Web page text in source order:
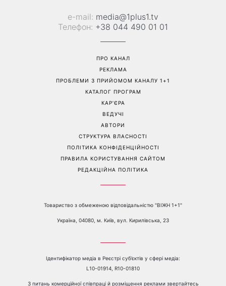
е-mail: media@1plus1.tv
Телефон: +38 044 490 01 01
ПРО КАНАЛ
РЕКЛАМА
ПРОБЛЕМИ З ПРИЙОМОМ КАНАЛУ 1+1
КАТАЛОГ ПРОГРАМ
КАР’ЄРА
ВЕДУЧІ
АВТОРИ
СТРУКТУРА ВЛАСНОСТІ
ПОЛІТИКА КОНФІДЕНЦІЙНОСТІ
ПРАВИЛА КОРИСТУВАННЯ САЙТОМ
РЕДАКЦІЙНА ПОЛІТИКА
Товариство з обмеженою відповідальністю "ВІЖН 1+1"
Україна, 04080, м. Київ, вул. Кирилівська, 23
Ідентифікатор медіа в Реєстрі суб’єктів у сфері медіа:
L10-01914, R10-01810
З питань комерційної співпраці й розміщення реклами звертайтесь